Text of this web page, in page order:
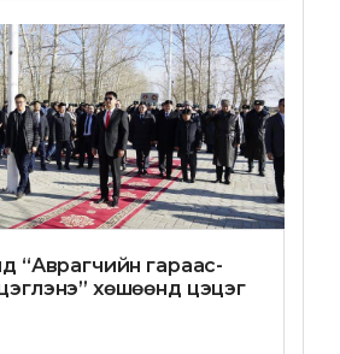
“Аврагчийн гараас-
хөшөөнд цэцэг